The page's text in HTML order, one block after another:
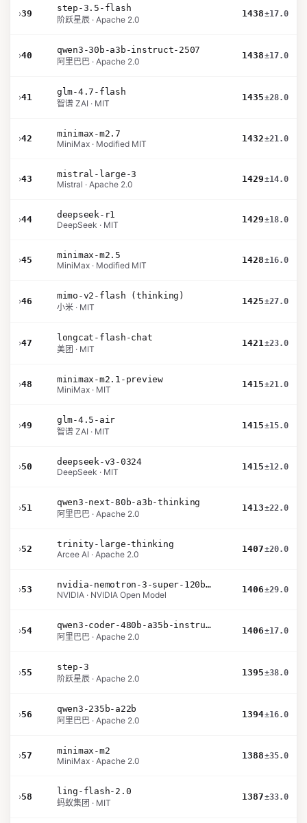
›39
step-3.5-flash
阶跃星辰 · Apache 2.0
1438±17.0
›40
qwen3-30b-a3b-instruct-2507
阿里巴巴 · Apache 2.0
1438±17.0
›41
glm-4.7-flash
智谱 ZAI · MIT
1435±28.0
›42
minimax-m2.7
MiniMax · Modified MIT
1432±21.0
›43
mistral-large-3
Mistral · Apache 2.0
1429±14.0
›44
deepseek-r1
DeepSeek · MIT
1429±18.0
›45
minimax-m2.5
MiniMax · Modified MIT
1428±16.0
›46
mimo-v2-flash (thinking)
小米 · MIT
1425±27.0
›47
longcat-flash-chat
美团 · MIT
1421±23.0
›48
minimax-m2.1-preview
MiniMax · MIT
1415±21.0
›49
glm-4.5-air
智谱 ZAI · MIT
1415±15.0
›50
deepseek-v3-0324
DeepSeek · MIT
1415±12.0
›51
qwen3-next-80b-a3b-thinking
阿里巴巴 · Apache 2.0
1413±22.0
›52
trinity-large-thinking
Arcee AI · Apache 2.0
1407±20.0
›53
nvidia-nemotron-3-super-120b-a12b
NVIDIA · NVIDIA Open Model
1406±29.0
›54
qwen3-coder-480b-a35b-instruct
阿里巴巴 · Apache 2.0
1406±17.0
›55
step-3
阶跃星辰 · Apache 2.0
1395±38.0
›56
qwen3-235b-a22b
阿里巴巴 · Apache 2.0
1394±16.0
›57
minimax-m2
MiniMax · Apache 2.0
1388±35.0
›58
ling-flash-2.0
蚂蚁集团 · MIT
1387±33.0